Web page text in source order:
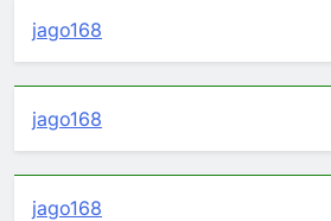
jago168
jago168
jago168